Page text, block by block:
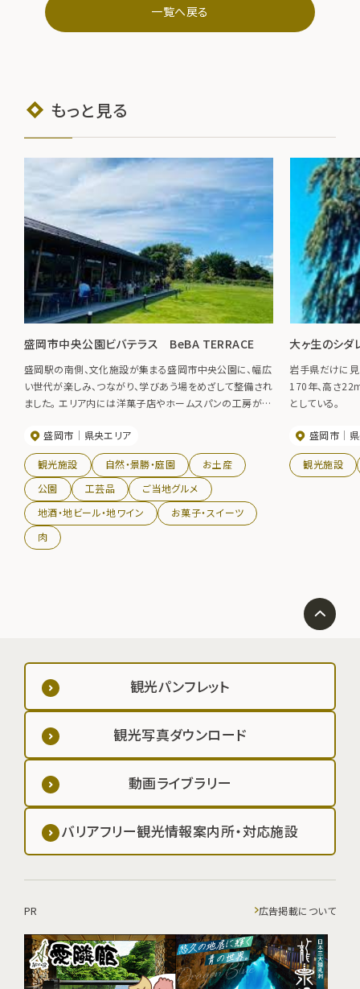
一覧へ戻る
もっと見る
盛岡市中央公園ビバテラス BeBA TERRACE
盛岡駅の南側、文化施設が集まる盛岡市中央公園に、幅広
い世代が楽しみ、つながり、学びあう場をめざして整備され
ました。 エリア内には洋菓子店やホームスパンの工房が入
南部鉄器のギャラリーや、盛岡市内近郊の農家さんが育て
た、新鮮な野菜や果物などを販売する直売所などが並びま
す。
盛岡市 県央エリア
観光施設 自然・景勝・庭園
お土産
公園
工芸品
ご当地グルメ
地酒・地ビール・地ワイン
お菓子・スイーツ
肉
大ヶ生のシダ
岩手県だけに見
170年、高さ
としている。
盛岡市
観光施設
観光パンフレット
観光写真ダウンロード
動画ライブラリー
バリアフリー観光情報案内所・対応施設
PR 広告掲載について